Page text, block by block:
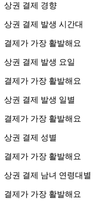
상권 결제 경향
상권 결제 발생 시간대
결제가 가장 활발해요
상권 결제 발생 요일
결제가 가장 활발해요
상권 결제 발생 일별
결제가 가장 활발해요
상권 결제 성별
결제가 가장 활발해요
상권 결제 남녀 연령대별
결제가 가장 활발해요